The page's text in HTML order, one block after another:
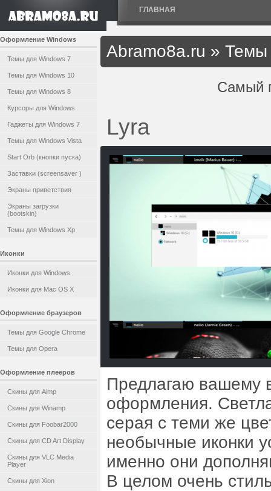
ГЛАВНАЯ
Оформление Windows
Темы для Windows 7
Темы для Windows 10
Темы для Windows 8
Курсоры для Windows
Гаджеты для Windows 7
Темы для Windows Vista
Start Orb (кнопки пуска)
Заставки (screensaver )
Экраны приветствия
Экраны загрузки
(bootskin)
Темы для Windows Xp
Иконки
Иконки для Windows
Иконки для Mac OS X
Оформление браузеров
Темы для Google Chrome
Темы для Opera
Оформление плееров
Скины для Aimp
Скины для Winamp
Скины для Foobar2000
Скины для CD Art Display
Скины для VLC Media
Player
Скины для Xion
Abramo8a.ru » Темы
Самый
Lyra
Предлагаю вашему
оформления.
серая с теми же
необычные иконки
именно они
В целом очень